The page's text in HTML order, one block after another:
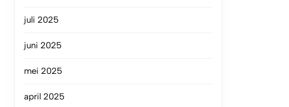
juli 2025
juni 2025
mei 2025
april 2025